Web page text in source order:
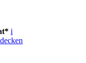
i